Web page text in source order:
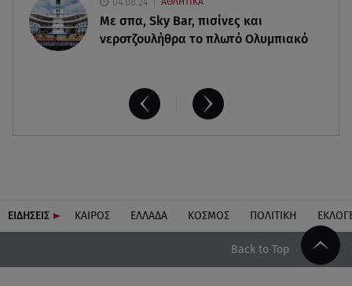
Με σπα, Sky Bar, πισίνες και
νεροτζουλήθρα το πλωτό Ολυμπιακό
ΕΙΔΗΣΕΙΣ ΚΑΙΡΟΣ ΕΛΛΑΔΑ ΚΟΣΜΟΣ ΠΟΛΙΤΙΚΗ
Back to Top